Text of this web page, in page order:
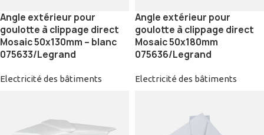
Angle extérieur pour
goulotte à clippage direct
Mosaic 50x130mm – blanc
075633/Legrand
Electricité des bâtiments
Angle extérieur pour
goulotte à clippage direct
Mosaic 50x180mm
075636/Legrand
Electricité des bâtiments